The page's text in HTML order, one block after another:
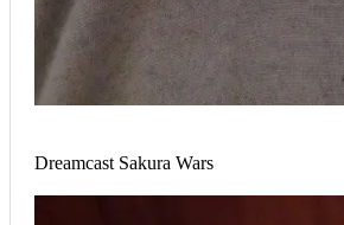
Dreamcast Sakura Wars